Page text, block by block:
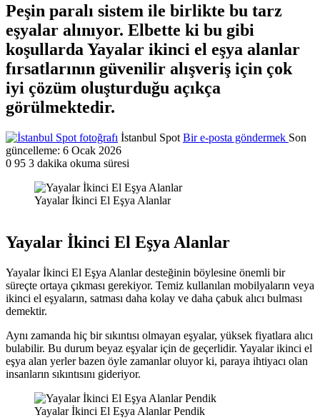
Peşin paralı sistem ile birlikte bu tarz
eşyalar alınıyor. Elbette ki bu gibi
koşullarda Yayalar ikinci el eşya alanlar
fırsatlarının güvenilir alışveriş için çok
iyi çözüm oluşturduğu açıkça
görülmektedir.
İstanbul Spot Bir e-posta göndermek Son
güncelleme: 6 Ocak 2026
0 95 3 dakika okuma süresi
Yayalar İkinci El Eşya Alanlar
Yayalar İkinci El Eşya Alanlar
Yayalar İkinci El Eşya Alanlar desteğinin böylesine önemli bir
süreçte ortaya çıkması gerekiyor. Temiz kullanılan mobilyaların veya
ikinci el eşyaların, satması daha kolay ve daha çabuk alıcı bulması
demektir.
Aynı zamanda hiç bir sıkıntısı olmayan eşyalar, yüksek fiyatlara alıcı
bulabilir. Bu durum beyaz eşyalar için de geçerlidir. Yayalar ikinci el
eşya alan yerler bazen öyle zamanlar oluyor ki, paraya ihtiyacı olan
insanların sıkıntısını gideriyor.
Yayalar İkinci El Eşya Alanlar Pendik